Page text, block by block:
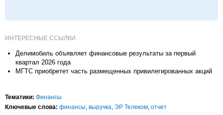
ИНТЕРЕСНЫЕ ССЫЛКИ
Делимобиль объявляет финансовые результаты за первый
квартал 2026 года
МГТС приобретет часть размещенных привилегированных акций
Тематики: Финансы
Ключевые слова: финансы, выручка, ЭР Телеком, отчет